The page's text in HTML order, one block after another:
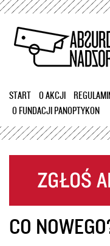
START O AKCJI
O FUNDACJI PANOPTYKON
CO